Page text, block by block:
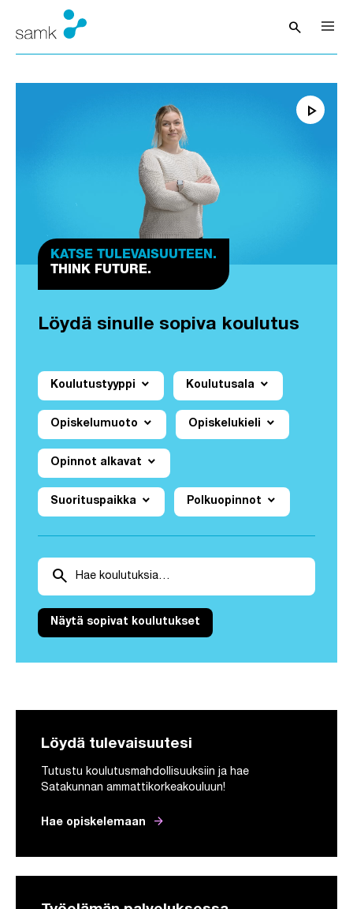
Siirry sisältöön
searchAvaa haku
play_arrow
KATSE TULEVAISUUTEEN.
THINK FUTURE.
Löydä sinulle sopiva koulutus
Koulutustyyppi expand_more Koulutusala expand_more
Opiskelumuoto expand_more Opiskelukieli expand_more
Opinnot alkavat expand_more
Suorituspaikka expand_more Polkuopinnot expand_more
Tutkintohaku
search
Näytä sopivat koulutukset
Löydä tulevaisuutesi
Tutustu koulutusmahdollisuuksiin ja hae
Satakunnan ammattikorkeakouluun!
Hae opiskelemaan arrow_forward